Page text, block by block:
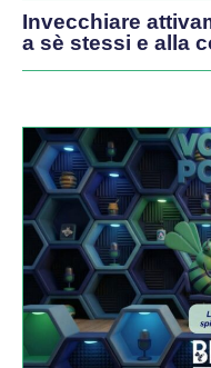
Invecchiare
a sè stessi e alla
PODCAST